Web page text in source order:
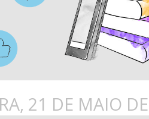
21 DE MAIO